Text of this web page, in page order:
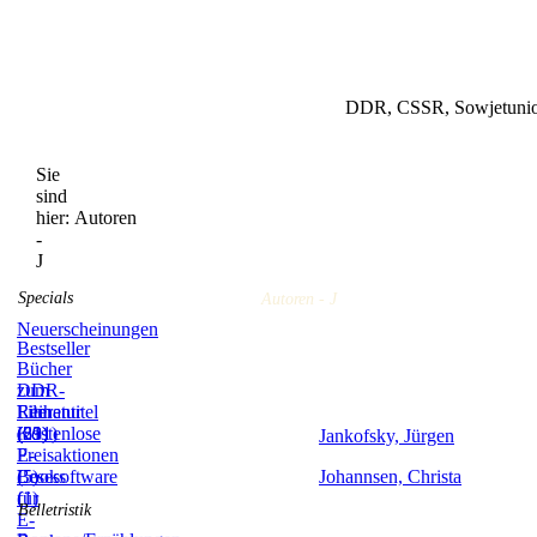
Specials
Neuerscheinungen
Bestseller
Bücher
zum
Film
(59)
DDR-
Literatur
(831)
Reihentitel
(21)
Kostenlose
E-
Books
(1)
Preisaktionen
(5)
Lesesoftware
für
E-
Belletristik
DDR, CSSR,
Sie
sind
hier: Autoren
-
J
Jankofsky, Jürgen
Johannsen, Christa
Autoren - J